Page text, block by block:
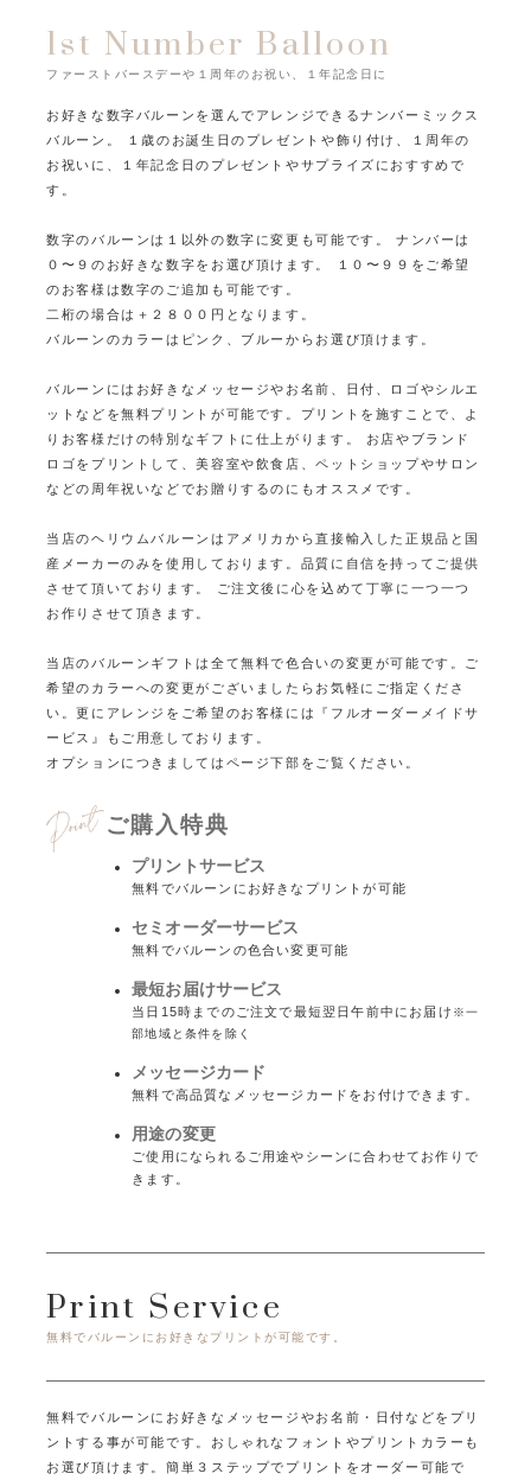
1st Number Balloon
ファーストバースデーや１周年のお祝い、１年記念日に
お好きな数字バルーンを選んでアレンジできるナンバーミックス
バルーン。
１歳のお誕生日のプレゼントや飾り付け、１周年の
お祝いに、１年記念日のプレゼントやサプライズにおすすめで
す。
数字のバルーンは１以外の数字に変更も可能です。
ナンバーは
０〜９のお好きな数字をお選び頂けます。
１０〜９９をご希望
のお客様は数字のご追加も可能です。
二桁の場合は＋２８００円となります。
バルーンのカラーはピンク、ブルーからお選び頂けます。
バルーンにはお好きなメッセージやお名前、日付、ロゴやシルエ
ットなどを無料プリントが可能です。
プリントを施すことで、よ
りお客様だけの特別なギフトに仕上がります。
お店やブランド
ロゴをプリントして、美容室や飲食店、ペットショップやサロン
などの 周年祝いなどでお贈りするのにもオススメです。
当店のヘリウムバルーンはアメリカから直接輸入した正規品と国
産メーカーのみを使用しております。 品質に自信を持ってご提供
させて頂いております。
ご注文後に心を込めて丁寧に一つ一つ
お作りさせて頂きます。
当店のバルーンギフトは全て無料で色合いの変更が可能です。ご
希望のカラーへの変更がございましたらお気軽にご指定くださ
い。更にアレンジをご希望のお客様には『フルオーダーメイドサ
ービス』もご用意しております。
オプションにつきましてはページ下部をご覧ください。
ご購入特典
プリントサービス
無料でバルーンにお好きなプリントが可能
セミオーダーサービス
無料でバルーンの色合い変更可能
最短お届けサービス
当日15時までのご注文で最短翌日午前中にお届け ※一
部地域と条件を除く
メッセージカード
無料で高品質なメッセージカードをお付けできます。
用途の変更
ご使用になられるご用途やシーンに合わせてお作りで
きます。
Print Service
無料でバルーンにお好きなプリントが可能です。
無料でバルーンにお好きなメッセージやお名前・日付などをプリ
ントする事が可能です。 おしゃれなフォントやプリントカラーも
お選び頂けます。簡単３ステップでプリントをオーダー可能で